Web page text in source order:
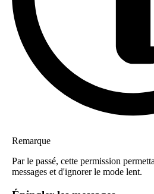
Remarque
Par le passé, cette permission
messages et d'ignorer le mode lent.